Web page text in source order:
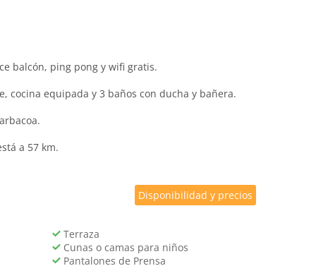
balcón, ping pong y wifi gratis.
cocina equipada y 3 baños con ducha y bañera.
a 57 km.
Terraza
Cunas o camas para niños
Pantalones de Prensa
Disponibilidad y precios